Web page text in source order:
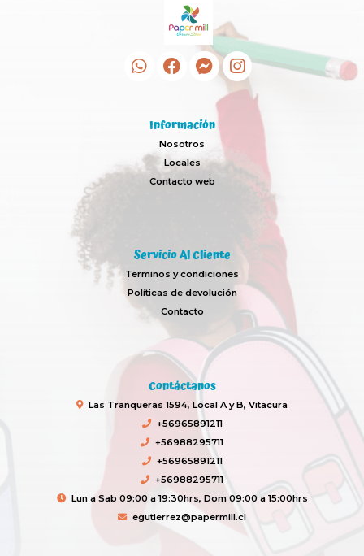
Información
Nosotros
Locales
Contacto web
Servicio Al Cliente
Terminos y condiciones
Políticas de devolución
Contacto
Contáctanos
Las Tranqueras 1594, Local A y B, Vitacura
+56965891211
+56988295711
+56965891211
+56988295711
Lun a Sab 09:00 a 19:30hrs, Dom 09:00 a 15:00hrs
egutierrez@papermill.cl